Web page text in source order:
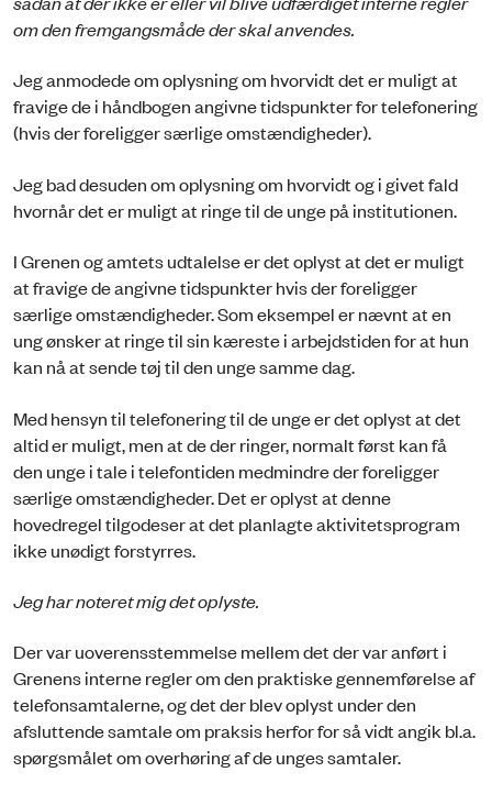
om den fremgangsmåde der skal anvendes.
Jeg anmodede om oplysning om hvorvidt det er muligt at
fravige de i håndbogen angivne tidspunkter for telefonering
(hvis der foreligger særlige omstændigheder).
Jeg bad desuden om oplysning om hvorvidt og i givet fald
hvornår det er muligt at ringe til de unge på institutionen.
I Grenen og amtets udtalelse er det oplyst at det er muligt
at fravige de angivne tidspunkter hvis der foreligger
særlige omstændigheder. Som eksempel er nævnt at en
ung ønsker at ringe til sin kæreste i arbejdstiden for at hun
kan nå at sende tøj til den unge samme dag.
Med hensyn til telefonering til de unge er det oplyst at det
altid er muligt, men at de der ringer, normalt først kan få
den unge i tale i telefontiden medmindre der foreligger
særlige omstændigheder. Det er oplyst at denne
hovedregel tilgodeser at det planlagte aktivitetsprogram
ikke unødigt forstyrres.
Jeg har noteret mig det oplyste.
Der var uoverensstemmelse mellem det der var anført i
Grenens interne regler om den praktiske gennemførelse af
telefonsamtalerne, og det der blev oplyst under den
afsluttende samtale om praksis herfor for så vidt angik bl.a.
spørgsmålet om overhøring af de unges samtaler.